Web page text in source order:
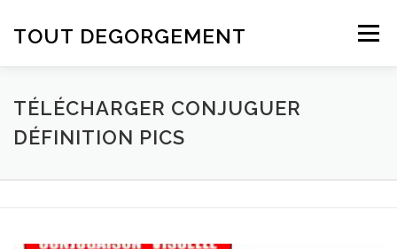
TOUT DEGORGEMENT Menu
TÉLÉCHARGER CONJUGUER
DÉFINITION PICS